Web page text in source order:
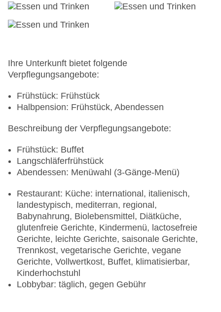
Ihre Unterkunft bietet folgende
Verpflegungsangebote:
Frühstück: Frühstück
Halbpension: Frühstück, Abendessen
Beschreibung der Verpflegungsangebote:
Frühstück: Buffet
Langschläferfrühstück
Abendessen: Menüwahl (3-Gänge-Menü)
Restaurant: Küche: international, italienisch,
landestypisch, mediterran, regional,
Babynahrung, Biolebensmittel, Diätküche,
glutenfreie Gerichte, Kindermenü, lactosefreie
Gerichte, leichte Gerichte, saisonale Gerichte,
Trennkost, vegetarische Gerichte, vegane
Gerichte, Vollwertkost, Buffet, klimatisierbar,
Kinderhochstuhl
Lobbybar: täglich, gegen Gebühr